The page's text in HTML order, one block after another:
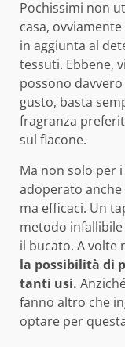
Pochissimi non
casa,
in aggiunta al
tessuti. Ebbene,
possono
gusto, basta
fragranza
sul flacone.
Ma non solo per
adoperato
ma efficaci. Un
metodo
il bucato. A volte
la possibilità di
tanti usi.
fanno altro che
optare per